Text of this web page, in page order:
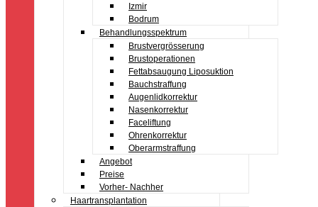
Izmir
Bodrum
Behandlungsspektrum
Brustvergrösserung
Brustoperationen
Fettabsaugung Liposuktion
Bauchstraffung
Augenlidkorrektur
Nasenkorrektur
Faceliftung
Ohrenkorrektur
Oberarmstraffung
Angebot
Preise
Vorher- Nachher
Haartransplantation